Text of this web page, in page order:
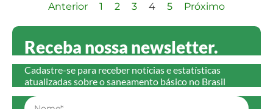
Anterior 1 2 3 4 5 Próximo
Receba nossa newsletter.
Cadastre-se para receber notícias e estatísticas
atualizadas sobre o saneamento básico no Brasil